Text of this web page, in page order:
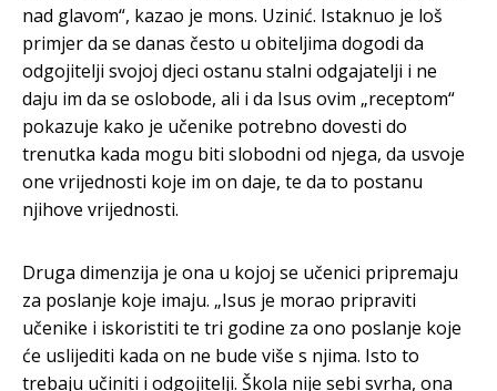
nad glavom“, kazao je mons. Uzinić. Istaknuo je loš
primjer da se danas često u obiteljima dogodi da
odgojitelji svojoj djeci ostanu stalni odgajatelji i ne
daju im da se oslobode, ali i da Isus ovim „receptom“
pokazuje kako je učenike potrebno dovesti do
trenutka kada mogu biti slobodni od njega, da usvoje
one vrijednosti koje im on daje, te da to postanu
njihove vrijednosti.
Druga dimenzija je ona u kojoj se učenici pripremaju
za poslanje koje imaju. „Isus je morao pripraviti
učenike i iskoristiti te tri godine za ono poslanje koje
će uslijediti kada on ne bude više s njima. Isto to
trebaju učiniti i odgojitelji. Škola nije sebi svrha, ona